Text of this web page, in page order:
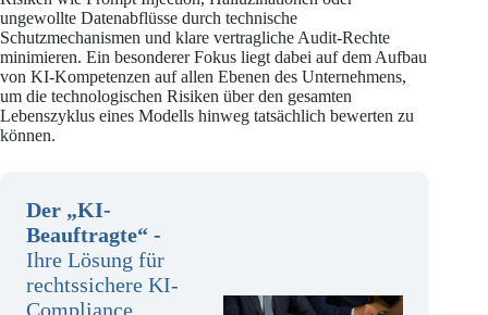
ungewollte Datenabflüsse durch technische
Schutzmechanismen und klare vertragliche Audit-Rechte
minimieren. Ein besonderer Fokus liegt dabei auf dem Aufbau
von KI-Kompetenzen auf allen Ebenen des Unternehmens,
um die technologischen Risiken über den gesamten
Lebenszyklus eines Modells hinweg tatsächlich bewerten zu
können.
Der „KI-
Beauftragte“ -
Ihre Lösung für
rechtssichere KI-
Compliance